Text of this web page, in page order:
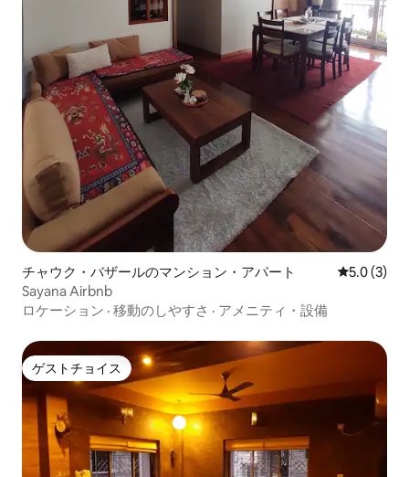
チャウク・バザールのマンション・アパート レビュー3
5.0 (3)
Sayana Airbnb
ロケーション · 移動のしやすさ · アメニティ・設備
ゲストチョイス
ゲストチョイス